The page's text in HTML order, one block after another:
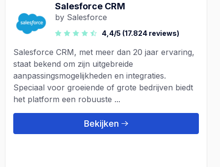
Salesforce CRM
by Salesforce
4,4/5 (17.824 reviews)
Salesforce CRM, met meer dan 20 jaar ervaring,
staat bekend om zijn uitgebreide
aanpassingsmogelijkheden en integraties.
Speciaal voor groeiende of grote bedrijven biedt
het platform een robuuste ...
Bekijken